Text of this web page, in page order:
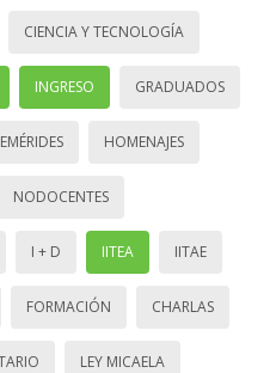
CIENCIA Y TECNOLOGÍA
INGRESO GRADUADOS
HOMENAJES
NODOCENTES
I + D IITEA IITAE
FORMACIÓN CHARLAS
LEY MICAELA